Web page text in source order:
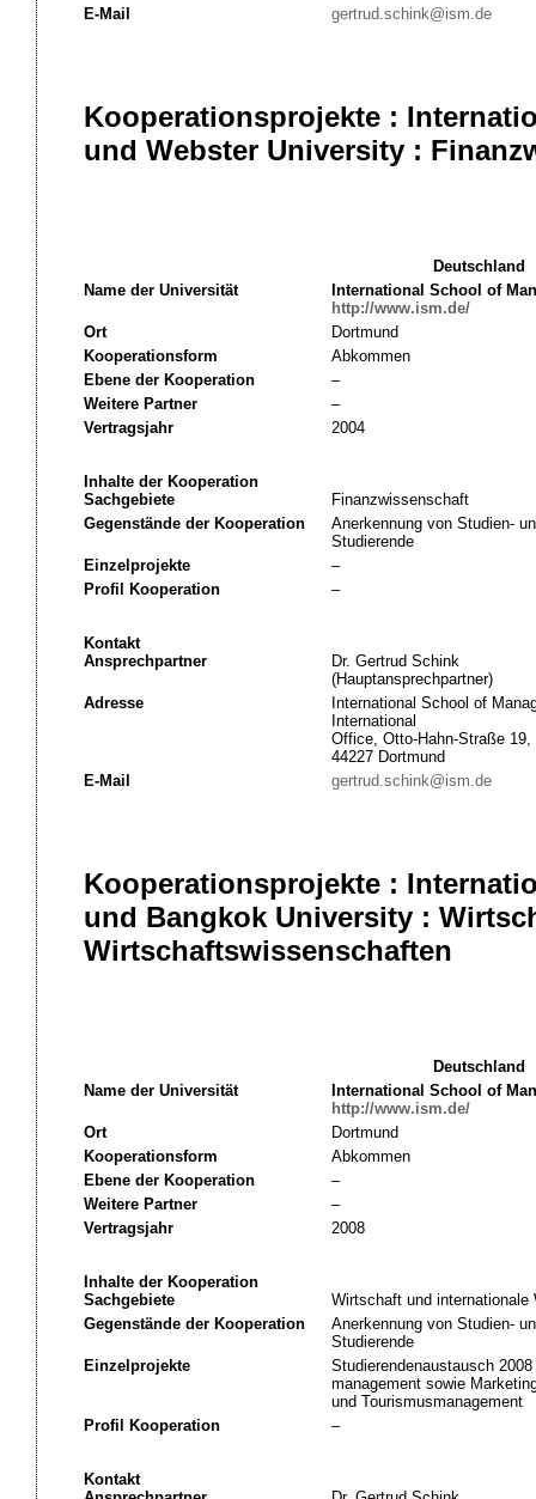
E-Mail
gertrud.schink@ism.de
Kooperationsprojekte :
und Webster University :
Deutschland
Name der Universität
International School of
http://www.ism.de/
Ort
Dortmund
Kooperationsform
Abkommen
Ebene der Kooperation
–
Weitere Partner
–
Vertragsjahr
2004
Inhalte der Kooperation
Sachgebiete
Finanzwissenschaft
Gegenstände der Kooperation
Anerkennung von Studien-
Studierende
Einzelprojekte
–
Profil Kooperation
–
Kontakt
Ansprechpartner
Dr. Gertrud Schink
(Hauptansprechpartner)
Adresse
International School of
International
Office, Otto-Hahn-Straße 19,
44227 Dortmund
E-Mail
gertrud.schink@ism.de
Kooperationsprojekte :
und Bangkok University :
Wirtschaftswissenschaften
Deutschland
Name der Universität
International School of
http://www.ism.de/
Ort
Dortmund
Kooperationsform
Abkommen
Ebene der Kooperation
–
Weitere Partner
–
Vertragsjahr
2008
Inhalte der Kooperation
Sachgebiete
Wirtschaft und
Gegenstände der Kooperation
Anerkennung von Studien-
Studierende
Einzelprojekte
Studierendenaustausch
management sowie
und Tourismusmanagement
Profil Kooperation
–
Kontakt